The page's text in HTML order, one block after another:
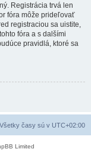
Registrácia trvá len
fóra môže prideľovať
registraciou sa uistite,
fóra a s dalšími
pravidlá, ktoré sa
Všetky časy sú v UTC+02:00
Limited